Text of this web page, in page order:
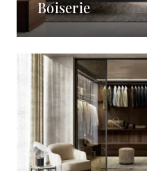
Boiserie